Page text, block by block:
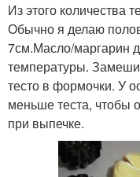
Из этого количества
Обычно я делаю
7см.Масло/маргарин
температуры.
тесто в формочки. У
меньше теста, чтобы
при выпечке.